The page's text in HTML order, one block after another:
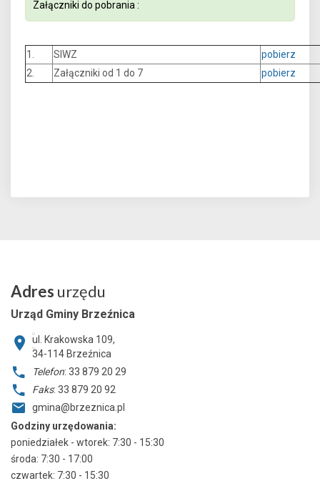
Załączniki do pobrania :
1. SIWZ
pobierz
2.
Załączniki od 1 do 7 pobierz
Adres urzędu
Urząd Gminy Brzeźnica
ul. Krakowska 109,
34-114 Brzeźnica
Telefon: 33 879 20 29
Faks: 33 879 20 92
gmina@brzeznica.pl
Godziny urzędowania:
poniedziałek - wtorek: 7:30 - 15:30
środa: 7:30 - 17:00
czwartek: 7:30 - 15:30